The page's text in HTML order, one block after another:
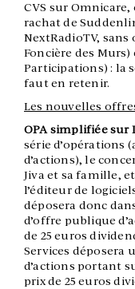
CVS sur Omnicare,
rachat de
NextRadioTV,
Foncière des
Participations) : la
faut en retenir.
Les nouvelles
OPA simplifiée sur
série d’opérations
d’actions), le
Jiva et sa famille,
l’éditeur de
déposera donc
d’offre publique
de 25 euros
Services déposera
d’actions portant
prix de 25 euros